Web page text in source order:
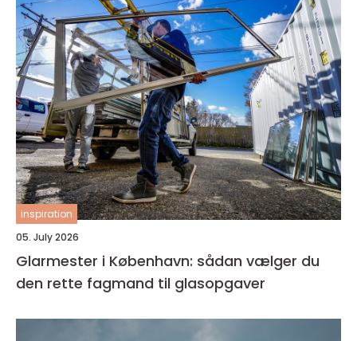
inspiration
05. July 2026
Glarmester i København: sådan vælger du
den rette fagmand til glasopgaver